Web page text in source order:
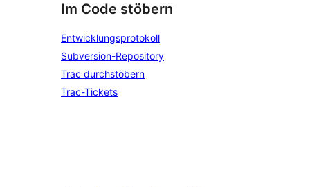
Im Code stöbern
Entwicklungsprotokoll
Subversion-Repository
Trac durchstöbern
Trac-Tickets